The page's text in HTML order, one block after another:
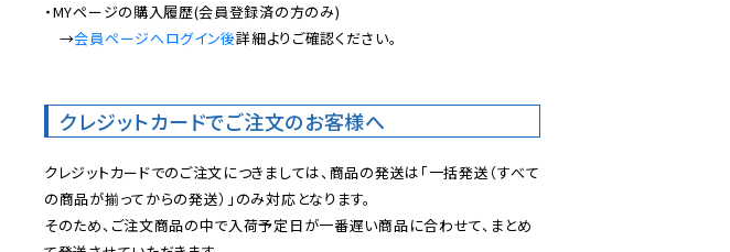
・MYページの購入履歴(会員登録済の方のみ)
→会員ページへログイン後詳細よりご確認ください。
クレジットカードでご注文のお客様へ
クレジットカードでのご注文につきましては、商品の発送は「一括発送（すべて
の商品が揃ってからの発送）」のみ対応となります。
そのため、ご注文商品の中で入荷予定日が一番遅い商品に合わせて、まとめ